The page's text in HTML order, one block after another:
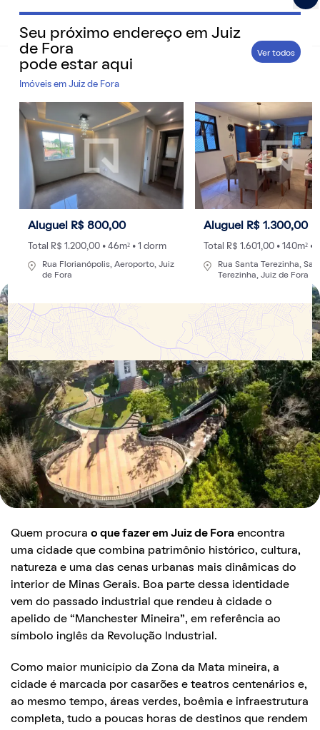
QuintoAndar Guias - Inspiração e tudo o que você
Home> Cidades
O que fazer em Juiz de Fora: 14 atrações para
todos os gostos na cidade
Da tradição industrial aos parques urbanos, a maior
cidade da Zona da Mata reúne museus, áreas verdes,
vida noturna movimentada e passeios para diferentes
perfis de visitantes
PorRedação- 29/06/2026 às 23:47
Atualizado: 02/07/2026 às 10:32
Quem procura o que fazer em Juiz de Fora encontra
uma cidade que combina patrimônio histórico, cultura,
natureza e uma das cenas urbanas mais dinâmicas do
interior de Minas Gerais. Boa parte dessa identidade
vem do passado industrial que rendeu à cidade o
apelido de “Manchester Mineira”, em referência ao
símbolo inglês da Revolução Industrial.
Como maior município da Zona da Mata mineira, a
cidade é marcada por casarões e teatros centenários e,
ao mesmo tempo, áreas verdes, boêmia e infraestrutura
completa, tudo a poucas horas de destinos que rendem
Seu próximo endereço emJuiz
de Fora
pode estar aqui
Imóveis emJuiz de Fora
Ver todos
Aluguel R$ 800,00
Total R$ 1.200,00 • 46m² • 1 dorm
Rua Florianópolis, Aeroporto, Juiz
de Fora
Aluguel R$ 1.300,00
Total R$ 1.601,00 • 140m² •
Rua Santa Terezinha,
Terezinha, Juiz de Fora